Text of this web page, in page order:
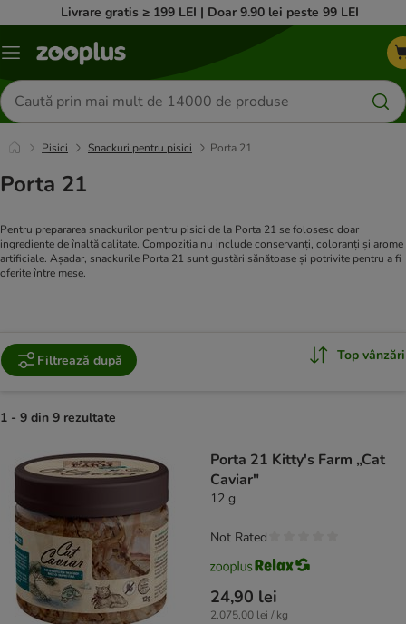
Livrare gratis ≥ 199 LEI | Doar 9.90 lei peste 99 LEI
Categorii
Căutare
produse
Pisici Snackuri pentru pisici Porta 21
Porta 21
Pentru prepararea snackurilor pentru pisici de la Porta 21 se folosesc doar
ingrediente de înaltă calitate. Compoziția nu include conservanți, coloranți și arome
artificiale. Așadar, snackurile Porta 21 sunt gustări sănătoase și potrivite pentru a fi
oferite între mese.
Filtrează după Top vânzări
1 - 9 din 9 rezultate
Porta 21 Kitty's Farm „Cat
Caviar"
12 g
24,90 lei
2.075,00 lei / kg
Not Rated